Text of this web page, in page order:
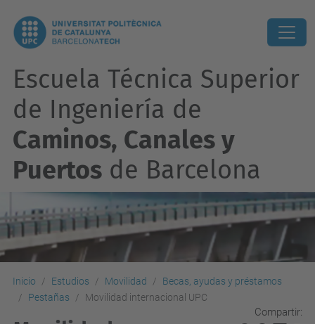
Escuela Técnica Superior
de Ingeniería de
Caminos, Canales y
Puertos de Barcelona
Inicio Estudios Movilidad
Becas, ayudas y préstamos
Pestañas
Movilidad internacional UPC
Compartir: